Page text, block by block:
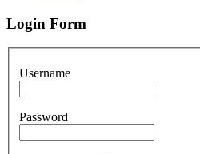
Login Form
Username
Password